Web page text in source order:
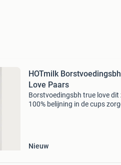
HOTmilk
Love Paars
Borstvoedingsbh true love
100% belijning in de cups
Nieuw